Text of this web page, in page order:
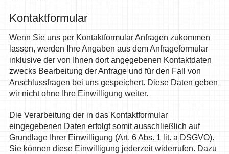
Kontaktformular
Wenn Sie uns per Kontaktformular Anfragen zukommen
lassen, werden Ihre Angaben aus dem Anfrageformular
inklusive der von Ihnen dort angegebenen Kontaktdaten
zwecks Bearbeitung der Anfrage und für den Fall von
Anschlussfragen bei uns gespeichert. Diese Daten geben
wir nicht ohne Ihre Einwilligung weiter.
Die Verarbeitung der in das Kontaktformular
eingegebenen Daten erfolgt somit ausschließlich auf
Grundlage Ihrer Einwilligung (Art. 6 Abs. 1 lit. a DSGVO).
Sie können diese Einwilligung jederzeit widerrufen. Dazu